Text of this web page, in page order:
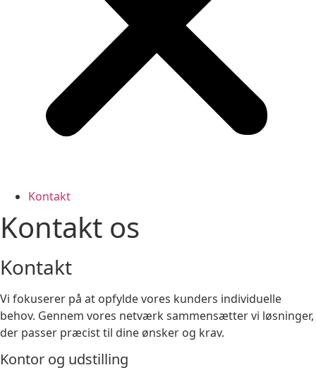
Kontakt
Kontakt os
Kontakt
Vi fokuserer på at opfylde vores kunders individuelle
behov. Gennem vores netværk sammensætter vi løsninger,
der passer præcist til dine ønsker og krav.
Kontor og udstilling